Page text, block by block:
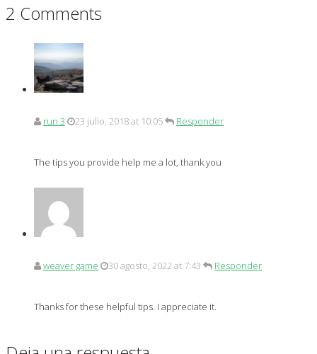
2 Comments
run 3 23 julio, 2018 at 10:05 Responder
The tips you provide help me a lot, thank you
weaver game 30 agosto, 2022 at 7:43 Responder
Thanks for these helpful tips. I appreciate it.